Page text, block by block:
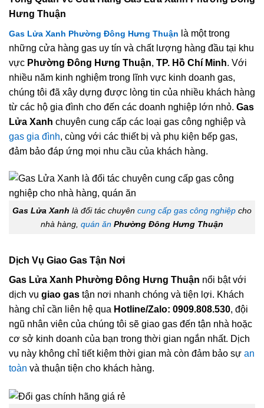
Hưng Thuận
Gas Lửa Xanh Phường Đông Hưng Thuận là một trong
những cửa hàng gas uy tín và chất lượng hàng đầu tại khu
vực Phường Đông Hưng Thuận, TP. Hồ Chí Minh. Với
nhiều năm kinh nghiệm trong lĩnh vực kinh doanh gas,
chúng tôi đã xây dựng được lòng tin của nhiều khách hàng
từ các hộ gia đình cho đến các doanh nghiệp lớn nhỏ. Gas
Lửa Xanh chuyên cung cấp các loại gas công nghiệp và
gas gia đình, cùng với các thiết bị và phụ kiện bếp gas,
đảm bảo đáp ứng mọi nhu cầu của khách hàng.
Gas Lửa Xanh là đối tác chuyên cung cấp gas công nghiệp cho
nhà hàng, quán ăn Phường Đông Hưng Thuận
Dịch Vụ Giao Gas Tận Nơi
Gas Lửa Xanh Phường Đông Hưng Thuận nổi bật với
dịch vụ giao gas tận nơi nhanh chóng và tiện lợi. Khách
hàng chỉ cần liên hệ qua Hotline/Zalo: 0909.808.530, đội
ngũ nhân viên của chúng tôi sẽ giao gas đến tận nhà hoặc
cơ sở kinh doanh của bạn trong thời gian ngắn nhất. Dịch
vụ này không chỉ tiết kiệm thời gian mà còn đảm bảo sự an
toàn và thuận tiện cho khách hàng.